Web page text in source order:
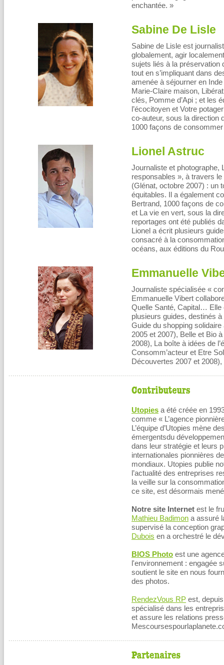
enchantée. »
Sabine De Lisle
Sabine de Lisle est
globalement, agir
sujets liés à la préservation
tout en s’impliquant dans
amenée à séjourner en
Marie-Claire maison,
clés, Pomme d’Api ; et les
l’écocitoyen et Votre
co-auteur, sous la direction
1000 façons de
Lionel Astruc
Journaliste et photographe,
responsables », à travers le
(Glénat, octobre 2007) : un
équitables. Il a également
Bertrand, 1000 façons de
et La vie en vert, sous la
reportages ont été publiés
Lionel a écrit plusieurs
consacré à la
océans, aux éditions du
Emmanuelle
Journaliste spécialisée «
Emmanuelle Vibert
Quelle Santé, Capital… Elle
plusieurs guides, destinés
Guide du shopping
2005 et 2007), Belle et Bio
2008), La boîte à idées de
Consomm’acteur et Etre
Découvertes 2007 et
Utopies a été créée en
comme « L’agence
L’équipe d’Utopies mène
émergentsdu
dans leur stratégie et leurs
internationales pionnières
mondiaux. Utopies publie
l’actualité des entreprises
la veille sur la
ce site, est désormais
Notre site Internet est le
Mathieu Badimon a assuré
supervisé la conception
Dubois en a orchestré le
BIOS Photo est une
l'environnement : engagée
soutient le site en nous
des photos.
RendezVous RP est,
spécialisé dans les
et assure les relations